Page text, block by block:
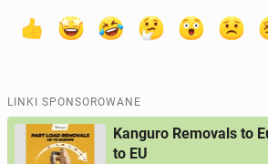
LINKI SPONSOROWANE
Kanguro Removals to
to EU